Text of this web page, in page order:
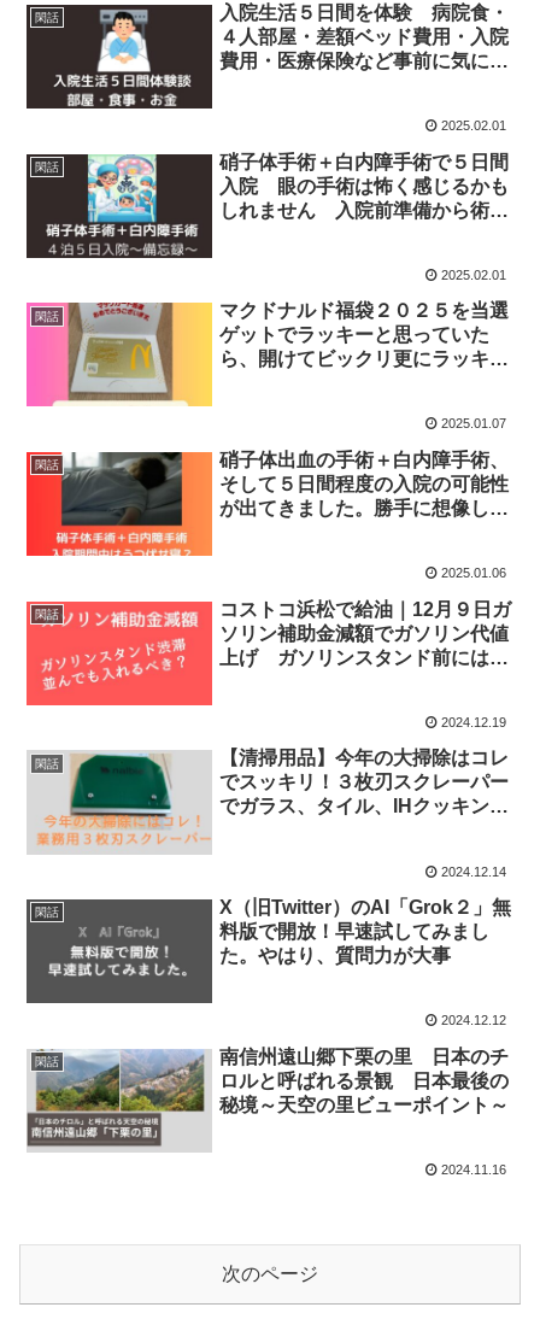
閑話
入院生活５日間を体験 病院食・
４人部屋・差額ベッド費用・入院
費用・医療保険など事前に気にな
2025.02.01
閑話
硝子体手術＋白内障手術で５日間
入院 眼の手術は怖く感じるかも
しれません 入院前準備から術後
2025.02.01
閑話
マクドナルド福袋２０２５を当選
ゲットでラッキーと思っていた
ら、開けてビックリ更にラッキ
2025.01.07
閑話
硝子体出血の手術＋白内障手術、
そして５日間程度の入院の可能性
が出てきました。勝手に想像して
2025.01.06
閑話
コストコ浜松で給油｜12月９日ガ
ソリン補助金減額でガソリン代値
上げ ガソリンスタンド前には給
2024.12.19
閑話
【清掃用品】今年の大掃除はコレ
でスッキリ！３枚刃スクレーパー
でガラス、タイル、IHクッキング
2024.12.14
閑話
X（旧Twitter）のAI「Grok２」無
料版で開放！早速試してみまし
た。やはり、質問力が大事
2024.12.12
閑話
南信州遠山郷下栗の里 日本のチ
ロルと呼ばれる景観 日本最後の
秘境～天空の里ビューポイント～
2024.11.16
次のページ